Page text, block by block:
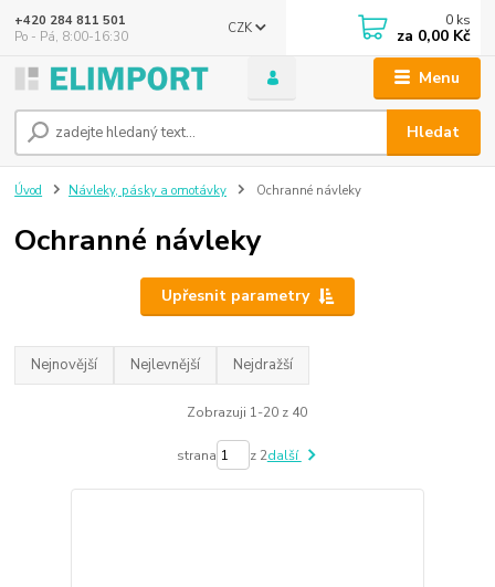
Menu
CZK
Hledat
+420 284 811 501
Po - Pá, 8:00-16:30
0 ks
za 0,00 Kč
Úvod Návleky, pásky a omotávky Ochranné návleky
Ochranné návleky
Upřesnit parametry
Nejnovější Nejlevnější Nejdražší
Zobrazuji 1-20 z 40
strana z 2další